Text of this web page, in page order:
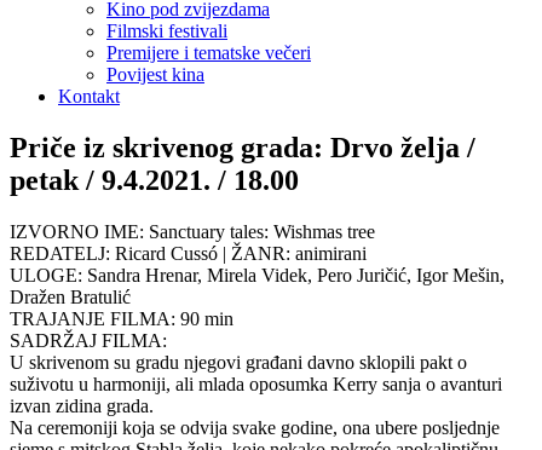
Kino pod zvijezdama
Filmski festivali
Premijere i tematske večeri
Povijest kina
Kontakt
Priče iz skrivenog grada: Drvo želja /
petak / 9.4.2021. / 18.00
IZVORNO IME: Sanctuary tales: Wishmas tree
REDATELJ: Ricard Cussó | ŽANR: animirani
ULOGE: Sandra Hrenar, Mirela Videk, Pero Juričić, Igor Mešin,
Dražen Bratulić
TRAJANJE FILMA: 90 min
SADRŽAJ FILMA:
U skrivenom su gradu njegovi građani davno sklopili pakt o
suživotu u harmoniji, ali mlada oposumka Kerry sanja o avanturi
izvan zidina grada.
Na ceremoniji koja se odvija svake godine, ona ubere posljednje